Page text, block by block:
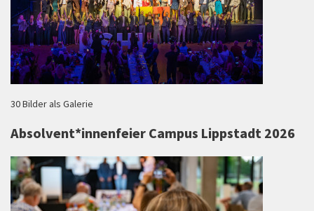
30 Bilder als Galerie
Absolvent*innenfeier Campus Lippstadt 2026